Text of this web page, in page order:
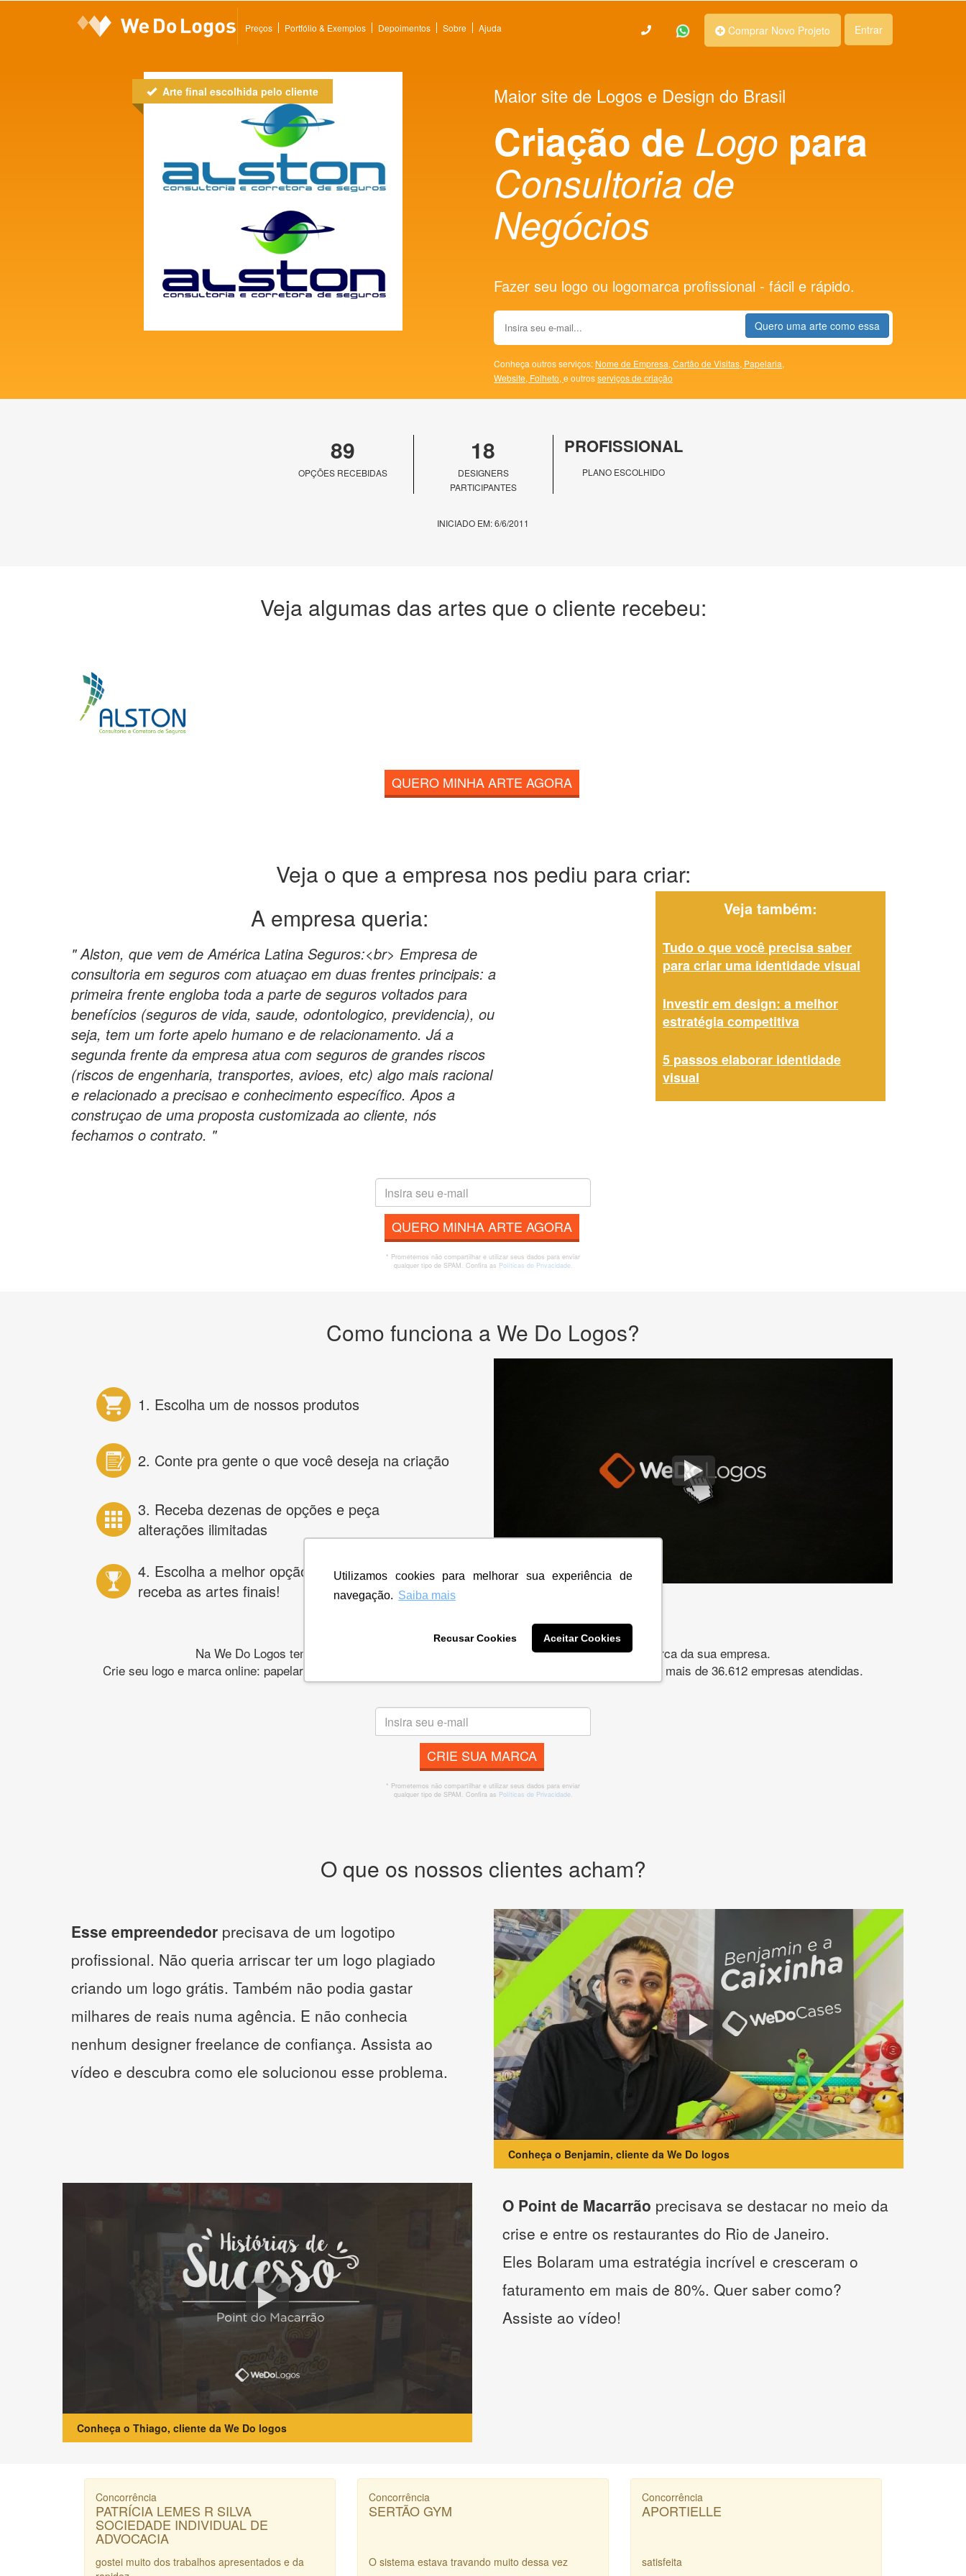
Utilizamos cookies para melhorar sua experiência de
navegação. Saiba mais
Recusar Cookies Aceitar Cookies
Preços Portfólio & Exemplos Depoimentos Sobre Ajuda Comprar Novo Projeto Entrar
Arte final escolhida pelo cliente Maior site de Logos e Design do Brasil
Criação de Logo para
Consultoria de
Negócios
Fazer seu logo ou logomarca profissional - fácil e rápido.
Quero uma arte como essa
Conheça outros serviços: Nome de Empresa, Cartão de Visitas, Papelaria,
Website, Folheto, e outrosserviços de criação
89
OPÇÕES RECEBIDAS
18
DESIGNERS
PARTICIPANTES
PROFISSIONAL
PLANO ESCOLHIDO
INICIADO EM: 6/6/2011
Veja algumas das artes que o cliente recebeu:
QUERO MINHA ARTE AGORA
Veja o que a empresa nos pediu para criar:
A empresa queria:
" Alston, que vem de América Latina Seguros:<br> Empresa de
consultoria em seguros com atuaçao em duas frentes principais: a
primeira frente engloba toda a parte de seguros voltados para
benefícios (seguros de vida, saude, odontologico, previdencia), ou
seja, tem um forte apelo humano e de relacionamento. Já a
segunda frente da empresa atua com seguros de grandes riscos
(riscos de engenharia, transportes, avioes, etc) algo mais racional
e relacionado a precisao e conhecimento específico. Apos a
construçao de uma proposta customizada ao cliente, nós
fechamos o contrato. "
Veja também:
Tudo o que você precisa saber
para criar uma identidade visual
Investir em design: a melhor
estratégia competitiva
5 passos elaborar identidade
visual
QUERO MINHA ARTE AGORA
* Prometemos não compartilhar e utilizar seus dados para enviar
qualquer tipo de SPAM. Confira as Políticas de Privacidade.
Como funciona a We Do Logos?
1. Escolha um de nossos produtos
2. Conte pra gente o que você deseja na criação
3. Receba dezenas de opções e peça
alterações ilimitadas
4. Escolha a melhor opção e
receba as artes finais!
Na We Do Logos temos os melhores designers de logotipos online para criar a logomarca da sua empresa.
Crie seu logo e marca online: papelaria, banner, cartão de visita, folder, flyer, website e muito mais. São mais de 36.612 empresas atendidas.
CRIE SUA MARCA
* Prometemos não compartilhar e utilizar seus dados para enviar
qualquer tipo de SPAM. Confira as Políticas de Privacidade.
O que os nossos clientes acham?
Esse empreendedor precisava de um logotipo
profissional. Não queria arriscar ter um logo plagiado
criando um logo grátis. Também não podia gastar
milhares de reais numa agência. E não conhecia
nenhum designer freelance de confiança. Assista ao
vídeo e descubra como ele solucionou esse problema.
Conheça o Benjamin, cliente da We Do logos
Conheça o Thiago, cliente da We Do logos
O Point de Macarrão precisava se destacar no meio da
crise e entre os restaurantes do Rio de Janeiro.
Eles Bolaram uma estratégia incrível e cresceram o
faturamento em mais de 80%. Quer saber como?
Assiste ao vídeo!
Concorrência
PATRÍCIA LEMES R SILVA
SOCIEDADE INDIVIDUAL DE
ADVOCACIA
gostei muito dos trabalhos apresentados e da
Concorrência
SERTÃO GYM
O sistema estava travando muito dessa vez
Concorrência
APORTIELLE
satisfeita